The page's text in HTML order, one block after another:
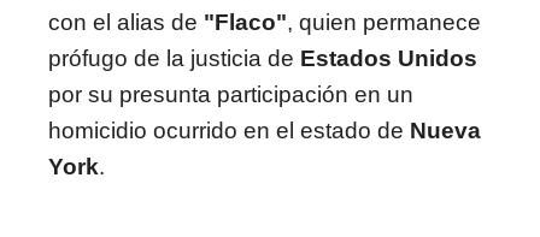
con el alias de "Flaco", quien permanece
prófugo de la justicia de Estados Unidos
por su presunta participación en un
homicidio ocurrido en el estado de Nueva
York.